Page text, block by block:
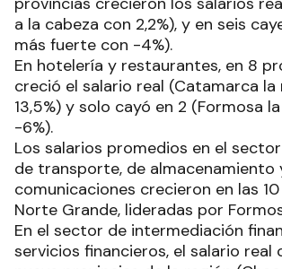
a la cabeza con 2,2%), y en seis
más fuerte con -4%).
En hotelería y restaurantes, en 8
creció el salario real (Catamarca la
13,5%) y solo cayó en 2 (Formosa
-6%).
Los salarios promedios en el
de transporte, de almacenamiento
comunicaciones crecieron en las
Norte Grande, lideradas por
En el sector de intermediación
servicios financieros, el salario real